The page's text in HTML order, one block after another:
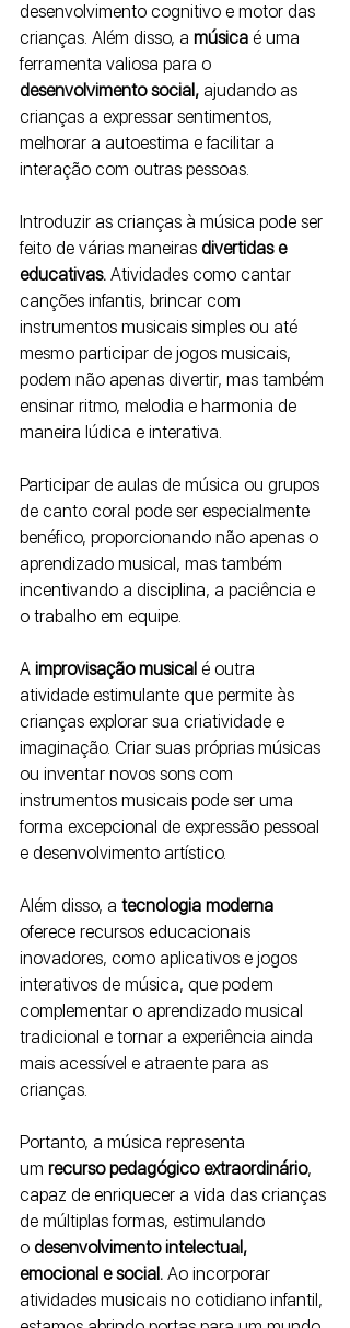
desenvolvimento cognitivo e motor das
crianças. Além disso, a música é uma
ferramenta valiosa para o
desenvolvimento social, ajudando as
crianças a expressar sentimentos,
melhorar a autoestima e facilitar a
interação com outras pessoas.
Introduzir as crianças à música pode ser
feito de várias maneiras divertidas e
educativas. Atividades como cantar
canções infantis, brincar com
instrumentos musicais simples ou até
mesmo participar de jogos musicais,
podem não apenas divertir, mas também
ensinar ritmo, melodia e harmonia de
maneira lúdica e interativa.
Participar de aulas de música ou grupos
de canto coral pode ser especialmente
benéfico, proporcionando não apenas o
aprendizado musical, mas também
incentivando a disciplina, a paciência e
o trabalho em equipe.
A improvisação musical é outra
atividade estimulante que permite às
crianças explorar sua criatividade e
imaginação. Criar suas próprias músicas
ou inventar novos sons com
instrumentos musicais pode ser uma
forma excepcional de expressão pessoal
e desenvolvimento artístico.
Além disso, a tecnologia moderna
oferece recursos educacionais
inovadores, como aplicativos e jogos
interativos de música, que podem
complementar o aprendizado musical
tradicional e tornar a experiência ainda
mais acessível e atraente para as
crianças.
Portanto, a música representa
um recurso pedagógico extraordinário,
capaz de enriquecer a vida das crianças
de múltiplas formas, estimulando
o desenvolvimento intelectual,
emocional e social. Ao incorporar
atividades musicais no cotidiano infantil,